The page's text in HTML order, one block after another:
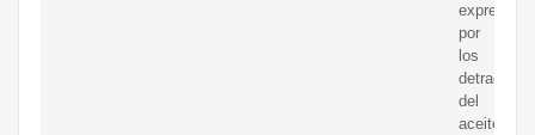
expresada
por
los
detractores
del
aceite